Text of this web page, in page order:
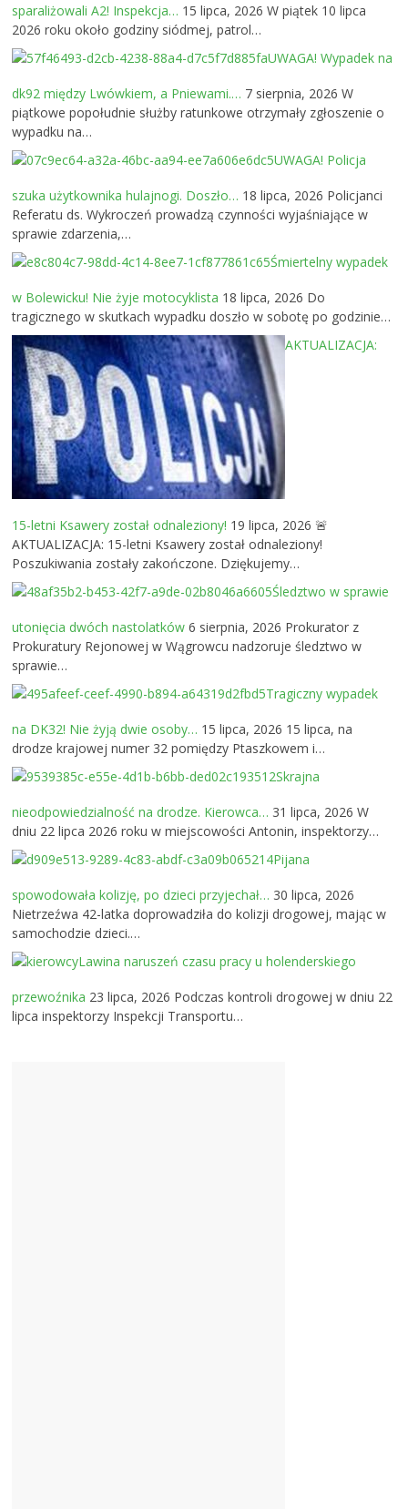
sparaliżowali A2! Inspekcja… 15 lipca, 2026 W piątek 10 lipca
2026 roku około godziny siódmej, patrol…
UWAGA! Wypadek na
dk92 między Lwówkiem, a Pniewami.… 7 sierpnia, 2026 W
piątkowe popołudnie służby ratunkowe otrzymały zgłoszenie o
wypadku na…
UWAGA! Policja
szuka użytkownika hulajnogi. Doszło… 18 lipca, 2026 Policjanci
Referatu ds. Wykroczeń prowadzą czynności wyjaśniające w
sprawie zdarzenia,…
Śmiertelny wypadek
w Bolewicku! Nie żyje motocyklista 18 lipca, 2026 Do
tragicznego w skutkach wypadku doszło w sobotę po godzinie…
AKTUALIZACJA:
15-letni Ksawery został odnaleziony! 19 lipca, 2026 🚨
AKTUALIZACJA: 15-letni Ksawery został odnaleziony!
Poszukiwania zostały zakończone. Dziękujemy…
Śledztwo w sprawie
utonięcia dwóch nastolatków 6 sierpnia, 2026 Prokurator z
Prokuratury Rejonowej w Wągrowcu nadzoruje śledztwo w
sprawie…
Tragiczny wypadek
na DK32! Nie żyją dwie osoby… 15 lipca, 2026 15 lipca, na
drodze krajowej numer 32 pomiędzy Ptaszkowem i…
Skrajna
nieodpowiedzialność na drodze. Kierowca… 31 lipca, 2026 W
dniu 22 lipca 2026 roku w miejscowości Antonin, inspektorzy…
Pijana
spowodowała kolizję, po dzieci przyjechał… 30 lipca, 2026
Nietrzeźwa 42-latka doprowadziła do kolizji drogowej, mając w
samochodzie dzieci.…
Lawina naruszeń czasu pracy u holenderskiego
przewoźnika 23 lipca, 2026 Podczas kontroli drogowej w dniu 22
lipca inspektorzy Inspekcji Transportu…